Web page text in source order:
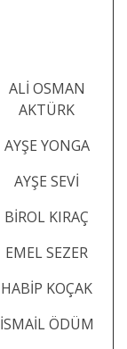
ALİ OSMAN
AKTÜRK
AYŞE YONGA
AYŞE SEVİ
BİROL KIRAÇ
EMEL SEZER
HABİP KOÇAK
İSMAİL ÖDÜM